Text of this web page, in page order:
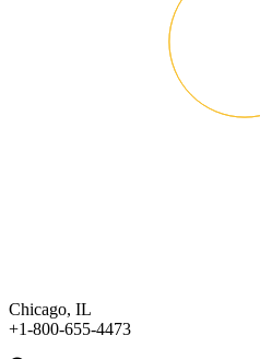
Chicago, IL
+1-800-655-4473